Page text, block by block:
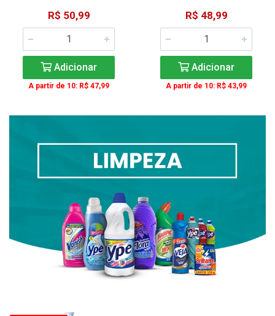
R$ 50,99
Adicionar
A partir de 10: R$ 47,99
R$ 48,99
Adicionar
A partir de 10: R$ 43,99